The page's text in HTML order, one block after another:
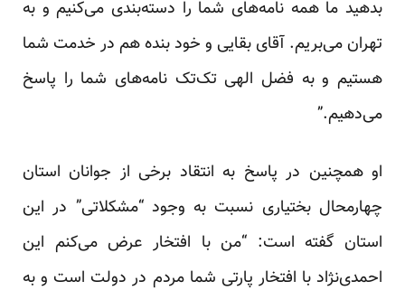
بدهید ما همه نامه‌های شما را دسته‌بندی می‌کنیم و به
تهران می‌بریم. آقای بقایی و خود بنده هم در خدمت شما
هستیم و به فضل الهی تک‌تک نامه‌های شما را پاسخ
می‌دهیم.”
او همچنین در پاسخ به انتقاد برخی از جوانان استان
چهارمحال بختیاری نسبت به وجود “مشکلاتی” در این
استان گفته است: “من با افتخار عرض می‌کنم این
احمدی‌نژاد با افتخار پارتی شما مردم در دولت است و به